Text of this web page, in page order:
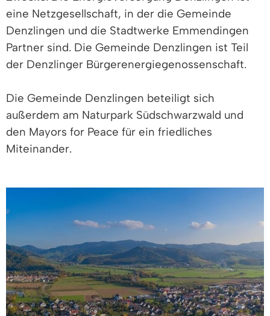
eine Netzgesellschaft, in der die Gemeinde
Denzlingen und die Stadtwerke Emmendingen
Partner sind. Die Gemeinde Denzlingen ist Teil
der Denzlinger Bürgerenergiegenossenschaft.
Die Gemeinde Denzlingen beteiligt sich
außerdem am Naturpark Südschwarzwald und
den Mayors for Peace für ein friedliches
Miteinander.